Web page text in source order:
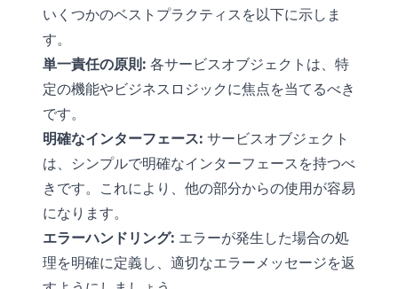
いくつかのベストプラクティスを以下に示しま
す。
単一責任の原則: 各サービスオブジェクトは、特
定の機能やビジネスロジックに焦点を当てるべき
です。
明確なインターフェース: サービスオブジェクト
は、シンプルで明確なインターフェースを持つべ
きです。これにより、他の部分からの使用が容易
になります。
エラーハンドリング: エラーが発生した場合の処
理を明確に定義し、適切なエラーメッセージを返